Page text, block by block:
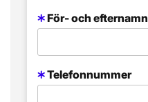
För- och efternamn
Telefonnummer